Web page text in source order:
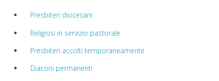
Presbiteri diocesani
Religiosi in servizio pastorale
Presbiteri accolti temporaneamente
Diaconi permanenti